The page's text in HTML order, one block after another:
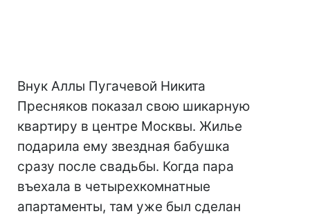
Внук Аллы Пугачевой Никита
Пресняков показал свою шикарную
квартиру в центре Москвы. Жилье
подарила ему звездная бабушка
сразу после свадьбы. Когда пара
въехала в четырехкомнатные
апартаменты, там уже был сделан